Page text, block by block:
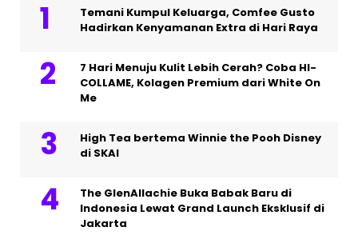
Temani Kumpul Keluarga, Comfee Gusto
Hadirkan Kenyamanan Extra di Hari Raya
7 Hari Menuju Kulit Lebih Cerah? Coba HI-
COLLAME, Kolagen Premium dari White On
Me
High Tea bertema Winnie the Pooh Disney
di SKAI
The GlenAllachie Buka Babak Baru di
Indonesia Lewat Grand Launch Eksklusif di
Jakarta